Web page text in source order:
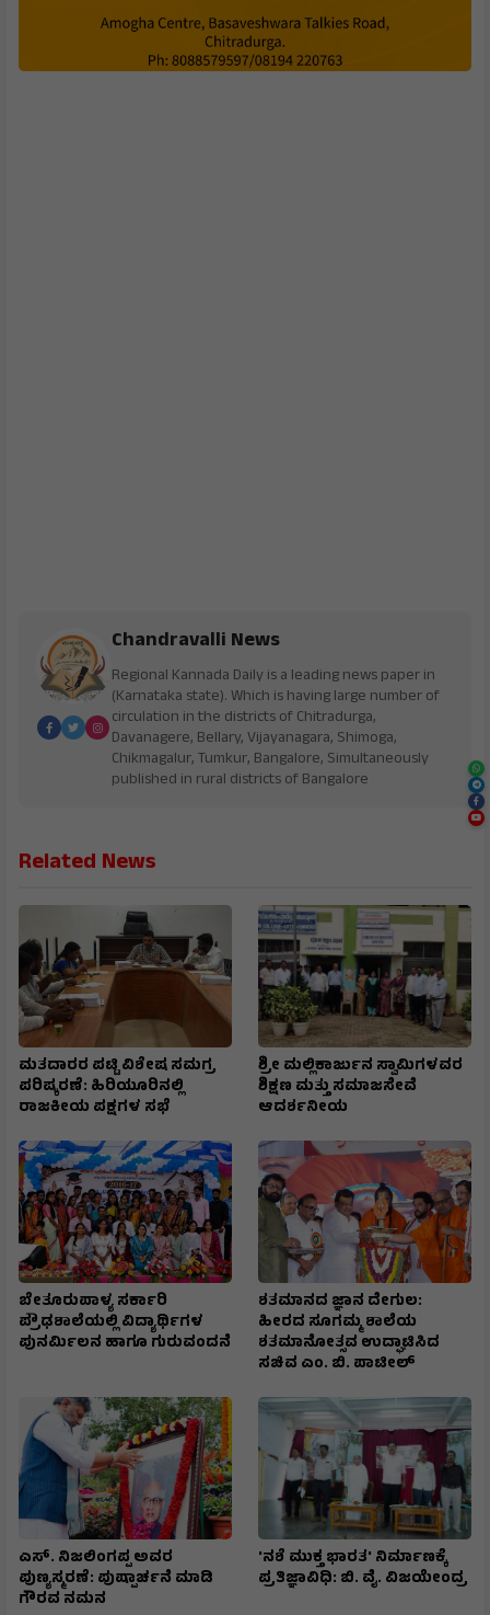
Chandravalli News
Regional Kannada Daily is a leading news paper in
(Karnataka state). Which is having large number of
circulation in the districts of Chitradurga,
Davanagere, Bellary, Vijayanagara, Shimoga,
Chikmagalur, Tumkur, Bangalore, Simultaneously
published in rural districts of Bangalore
Related News
ಮತದಾರರ ಪಟ್ಟಿ ವಿಶೇಷ ಸಮಗ್ರ
ಪರಿಷ್ಕರಣೆ: ಹಿರಿಯೂರಿನಲ್ಲಿ
ರಾಜಕೀಯ ಪಕ್ಷಗಳ ಸಭೆ
ಶ್ರೀ ಮಲ್ಲಿಕಾರ್ಜುನ ಸ್ವಾಮಿಗಳವರ
ಶಿಕ್ಷಣ ಮತ್ತು ಸಮಾಜಸೇವೆ
ಆದರ್ಶನೀಯ
ಬೇತೂರುಪಾಳ್ಯ ಸರ್ಕಾರಿ
ಪ್ರೌಢಶಾಲೆಯಲ್ಲಿ ವಿದ್ಯಾರ್ಥಿಗಳ
ಪುನರ್ಮಿಲನ ಹಾಗೂ ಗುರುವಂದನೆ
ಶತಮಾನದ ಜ್ಞಾನ ದೇಗುಲ:
ಹೀರದ ಸೂಗಮ್ಮ ಶಾಲೆಯ
ಶತಮಾನೋತ್ಸವ ಉದ್ಘಾಟಿಸಿದ
ಸಚಿವ ಎಂ. ಬಿ. ಪಾಟೀಲ್
ಎಸ್. ನಿಜಲಿಂಗಪ್ಪ ಅವರ
ಪುಣ್ಯಸ್ಮರಣೆ: ಪುಷ್ಪಾರ್ಚನೆ ಮಾಡಿ
ಗೌರವ ನಮನ​
'ನಶೆ ಮುಕ್ತ ಭಾರತ' ನಿರ್ಮಾಣಕ್ಕೆ
ಪ್ರತಿಜ್ಞಾವಿಧಿ: ಬಿ. ವೈ. ವಿಜಯೇಂದ್ರ